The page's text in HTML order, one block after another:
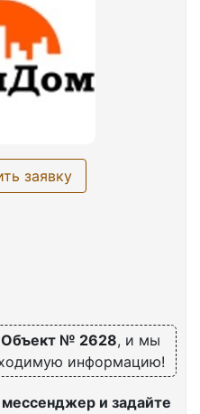
заявку
Объект № 2628, и мы
информацию!
и задайте